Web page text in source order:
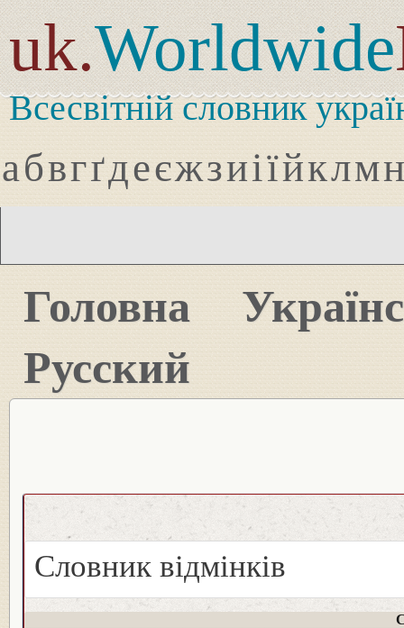
uk.Worldwide
Всесвітній словник
абвгґдеєжзиіїйклмн
Головна
Русский
Словник відмінків